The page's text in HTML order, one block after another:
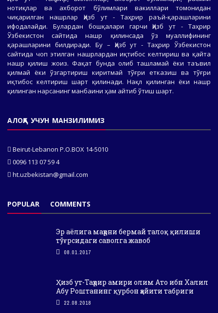
нотиқлар ва ахборот бўлимлари вакиллари томонидан
чиқарилган нашрлар Ҳизб ут - Таҳрир раъй-қарашларини
ифодалайди. Булардан бошқалари гарчи Ҳизб ут - Таҳрир
Ўзбекистон сайтида нашр қилинсада ўз муаллифининг
қарашларини билдиради. Бу – Ҳизб ут - Таҳрир Ўзбекистон
сайтида чоп этилган нашрлардан иқтибос келтириш ва қайта
нашр қилиш жоиз. Фақат бунда олиб ташламай ёки таъвил
қилмай ёки ўзгартириш киритмай тўғри етказиш ва тўғри
иқтибос келтириш шарт қилинади. Нақл қилинган ёки нашр
қилинган нарсанинг манбаини ҳам айтиб ўтиш шарт.
АЛОҚА УЧУН МАНЗИЛИМИЗ
Beirut-Lebanon P.O.BOX 14-5010
0096 113 07 59 4
ht.uzbekistan@gmail.com
POPULAR COMMENTS
Эр аёлига маҳрни бермай талоқ қилиши
тўғрсидаги саволга жавоб
08.01.2017
Ҳизб ут-Таҳрир амири олим Ато ибн Халил
Абу Роштанинг қурбон ҳайити табриги
22.08.2018